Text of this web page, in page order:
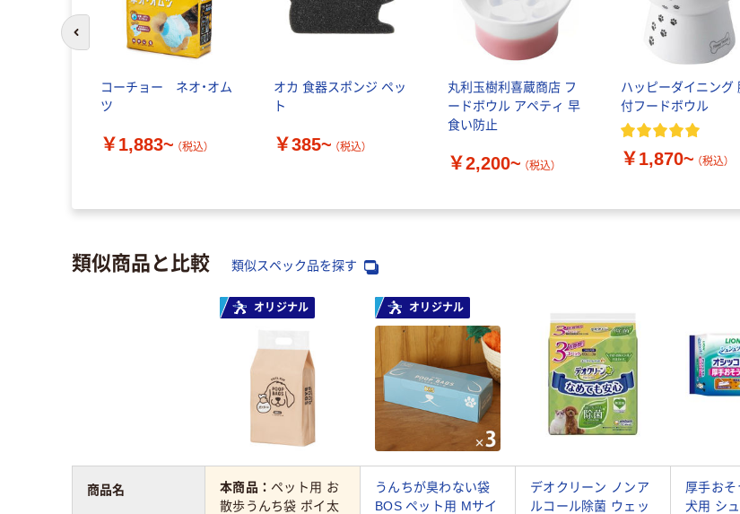
コーチョー ネオ・オム
ツ
￥1,883~ （税込）
オカ 食器スポンジ ペッ
ト
￥385~ （税込）
丸利玉樹利喜蔵商店 フ
ードボウル アペティ 早
食い防止
￥2,200~ （税込）
ハッピーダイニング
付フードボウル
￥1,870~ （税込）
前のスライドへ
類似商品と比較 類似スペック品を探す
オリジナル オリジナル
本商品： ペット用 お
散歩うんち袋 ポイ太
うんちが臭わない袋
BOS ペット用 Mサイ
デオクリーン ノンア
ルコール除菌 ウェッ
厚手おそ
犬用 シュ
商品名